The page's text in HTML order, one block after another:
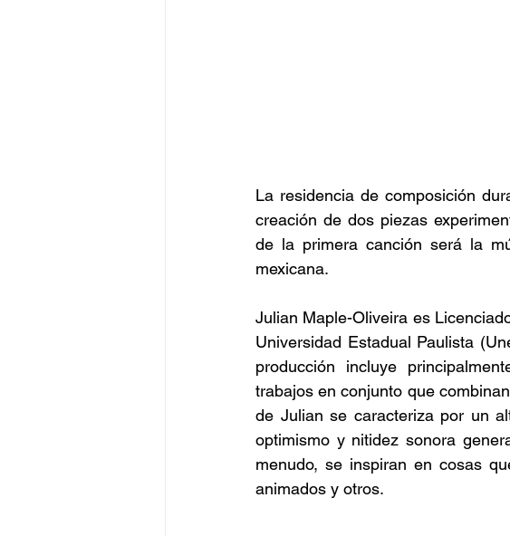
La residencia de composición
creación de dos piezas
de la primera canción será la
mexicana.
Julian Maple-Oliveira es
Universidad Estadual Paulista
producción incluye
trabajos en conjunto que
de Julian se caracteriza por un
optimismo y nitidez sonora
menudo, se inspiran en cosas
animados y otros.